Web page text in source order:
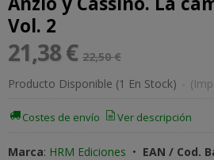
Vol. 2
21,38 € 22,50 €
Producto Disponible (1 En Stock) -
Costes de envío Ver descripción
Marca: HRM Ediciones • EAN / Cod.